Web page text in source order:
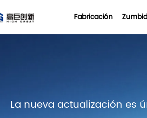
LOGO Fabricación
La nueva actualización es